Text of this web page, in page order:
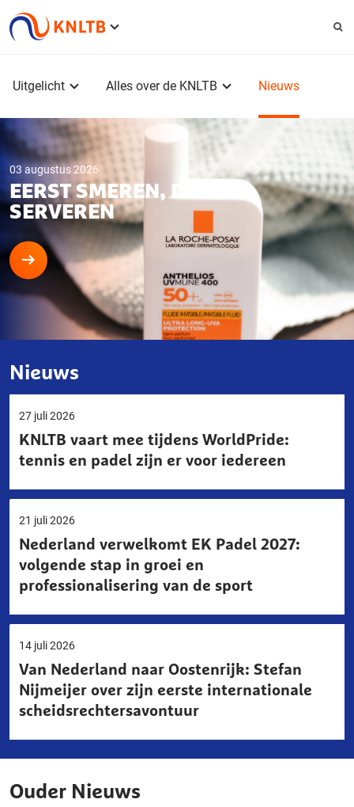
Uitgelicht Alles over de KNLTB Nieuws
03 augustus 2026
EERST SMEREN, DAN
SERVEREN
Nieuws
27 juli 2026
KNLTB vaart mee tijdens WorldPride:
tennis en padel zijn er voor iedereen
21 juli 2026
Nederland verwelkomt EK Padel 2027:
volgende stap in groei en
professionalisering van de sport
14 juli 2026
Van Nederland naar Oostenrijk: Stefan
Nijmeijer over zijn eerste internationale
scheidsrechtersavontuur
Ouder Nieuws